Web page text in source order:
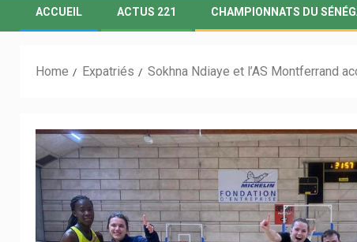
ACCUEIL ACTUS 221 CHAMPIONNATS DU
Home Expatriés Sokhna Ndiaye et l’AS Montferrand